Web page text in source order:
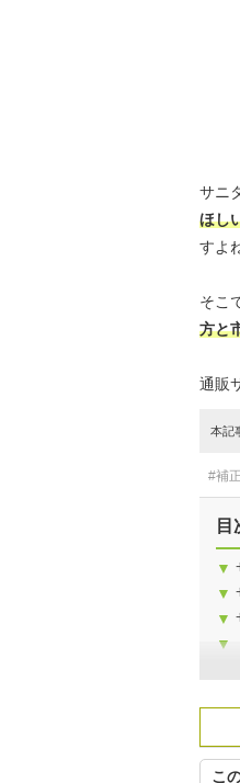
サニ
ほし
すよ
そこ
方と
通販
本記
#補
目
▼
▼
▼
▼
こ